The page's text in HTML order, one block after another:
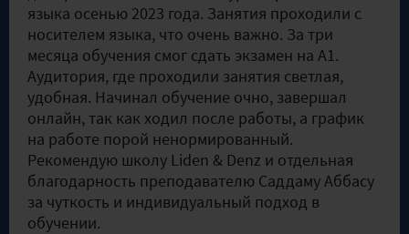
языка осенью 2023 года. Занятия проходили с
носителем языка, что очень важно. За три
месяца обучения смог сдать экзамен на А1.
Аудитория, где проходили занятия светлая,
удобная. Начинал обучение очно, завершал
онлайн, так как ходил после работы, а график
на работе порой ненормированный.
Рекомендую школу Liden & Denz и отдельная
благодарность преподавателю Саддаму Аббасу
за чуткость и индивидуальный подход в
обучении.